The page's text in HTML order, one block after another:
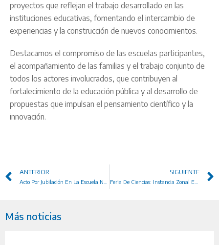
proyectos que reflejan el trabajo desarrollado en las
instituciones educativas, fomentando el intercambio de
experiencias y la construcción de nuevos conocimientos.
Destacamos el compromiso de las escuelas participantes,
el acompañamiento de las familias y el trabajo conjunto de
todos los actores involucrados, que contribuyen al
fortalecimiento de la educación pública y al desarrollo de
propuestas que impulsan el pensamiento científico y la
innovación.
ANTERIOR SIGUIENTE
Feria De Ciencias: Instancia Zonal En El Departamento Cainguás
Más noticias